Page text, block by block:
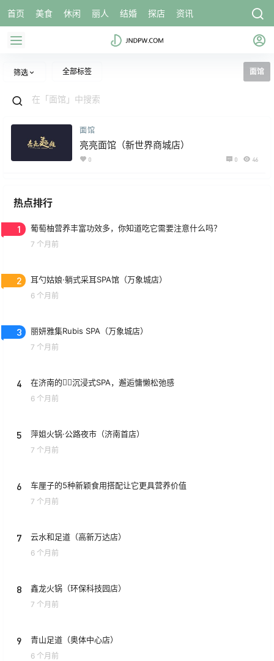
首页 美食 休闲 丽人 结婚 探店 资讯
筛选 全部标签 面馆
面馆
亮亮面馆（新世界商城店）
0 0 46
热点排行
1 葡萄柚营养丰富功效多，你知道吃它需要注意什么吗？
7 个月前
2 耳勺姑娘·躺式采耳SPA馆（万象城店）
6 个月前
3 丽妍雅集Rubis SPA（万象城店）
7 个月前
4 在济南的💆‍♀️沉浸式SPA，邂逅慵懒松弛感
6 个月前
5 萍姐火锅·公路夜市（济南首店）
7 个月前
6 车厘子的5种新颖食用搭配让它更具营养价值
7 个月前
7 云水和足道（高新万达店）
6 个月前
8 鑫龙火锅（环保科技园店）
7 个月前
9 青山足道（奥体中心店）
6 个月前